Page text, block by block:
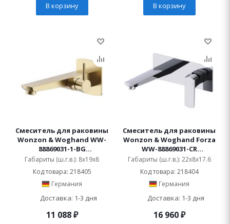
В корзину В корзину
Смеситель для раковины
Wonzon & Woghand WW-
88869031-1-BG
встраиваемый
Габариты (ш.г.в.): 8x19x8
Код товара: 218405
Германия
Доставка: 1-3 дня
11 088₽
Смеситель для раковины
Wonzon & Woghand Forza
WW-88869031-CR
встраиваемый
Габариты (ш.г.в.): 22x8x17.6
Код товара: 218404
Германия
Доставка: 1-3 дня
16 960₽